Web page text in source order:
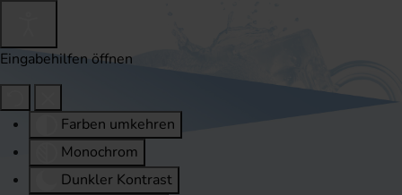
Eingabehilfen öffnen
Farben umkehren
Monochrom
Dunkler Kontrast